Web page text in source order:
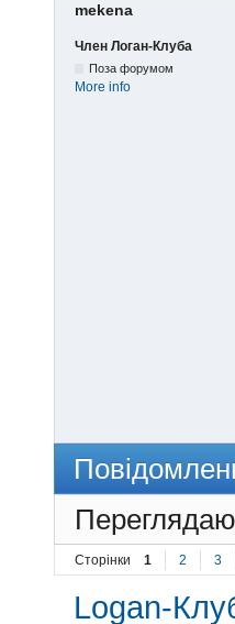
mekena
Член Логан-Клуба
Поза форумом
More info
Сторінки 1 2 3
Logan-